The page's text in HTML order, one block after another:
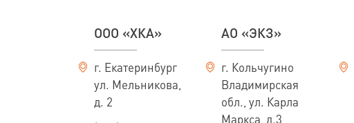
ООО «ХКА»
г. Екатеринбург
ул. Мельникова,
д. 2
АО «ЭКЗ»
г. Кольчугино
Владимирская
обл., ул. Карла
Маркса, д.3